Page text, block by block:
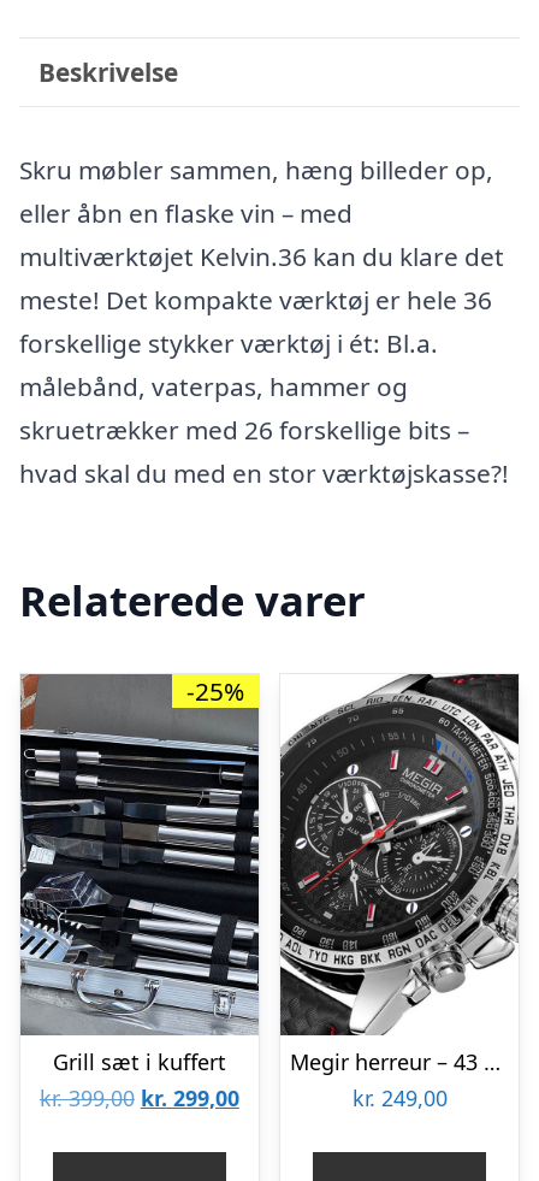
Beskrivelse
Skru møbler sammen, hæng billeder op,
eller åbn en flaske vin – med
multiværktøjet Kelvin.36 kan du klare det
meste! Det kompakte værktøj er hele 36
forskellige stykker værktøj i ét: Bl.a.
målebånd, vaterpas, hammer og
skruetrækker med 26 forskellige bits –
hvad skal du med en stor værktøjskasse?!
Relaterede varer
-25%
Grill sæt i kuffert
kr.399,00 Den
kr. 299,00Den
Megir herreur – 43 mm
kr. 249,00